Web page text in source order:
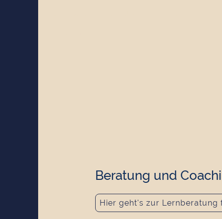
Beratung und
Hier geht's zur Lernberatung